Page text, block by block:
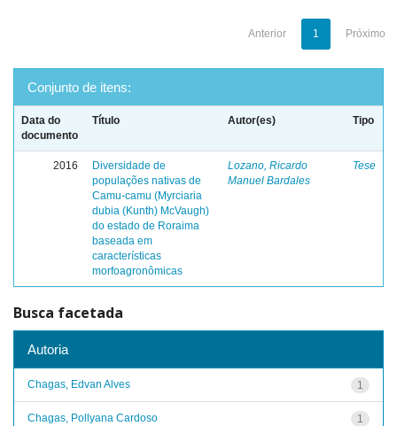
Anterior 1 Próximo
Conjunto de itens:
Data do
documento
Título Autor(es) Tipo
2016
Diversidade de
populações nativas de
Camu-camu (Myrciaria
dubia (Kunth) McVaugh)
do estado de Roraima
baseada em
características
morfoagronômicas
Lozano, Ricardo
Manuel Bardales
Tese
Busca facetada
Autoria
1
Chagas, Edvan Alves
1
Chagas, Pollyana Cardoso